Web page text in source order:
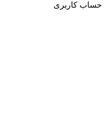
حساب کاربری